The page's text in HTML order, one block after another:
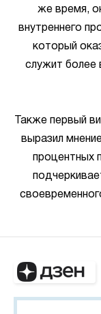
же время,
внутреннего
который
служит более
Также первый
выразил
процентных